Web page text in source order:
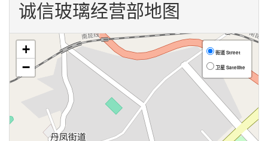
诚信玻璃经营部地图
+
−
街道 Street
卫星 Satellite